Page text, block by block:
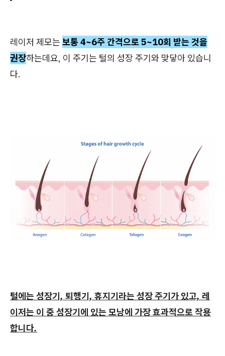
레이저 제모는 보통 4~6주 간격으로 5~10회 받는 것을
권장하는데요, 이 주기는 털의 성장 주기와 맞닿아 있습니
다.
털에는 성장기, 퇴행기, 휴지기라는 성장 주기가 있고, 레
이저는 이 중 성장기에 있는 모낭에 가장 효과적으로 작용
합니다.